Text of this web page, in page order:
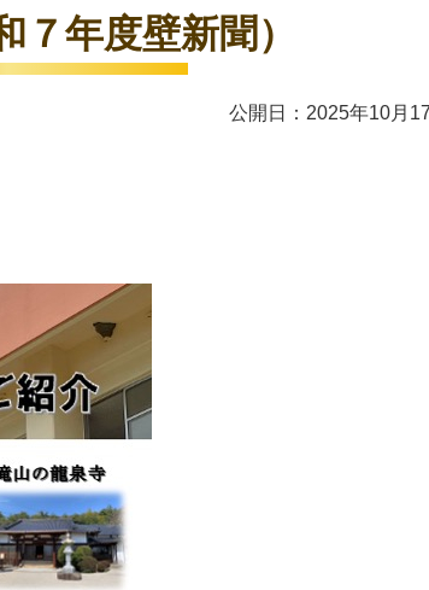
７年度壁新聞）
公開日：2025年10月